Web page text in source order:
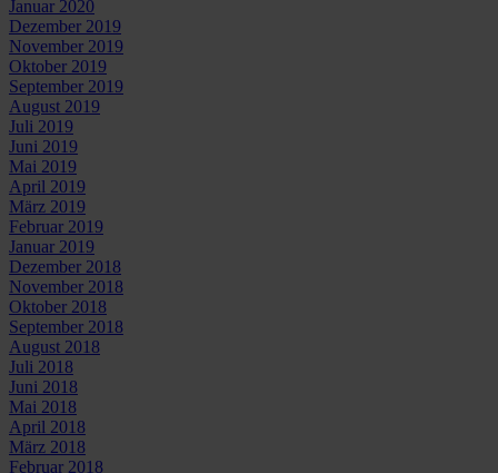
Januar 2020
Dezember 2019
November 2019
Oktober 2019
September 2019
August 2019
Juli 2019
Juni 2019
Mai 2019
April 2019
März 2019
Februar 2019
Januar 2019
Dezember 2018
November 2018
Oktober 2018
September 2018
August 2018
Juli 2018
Juni 2018
Mai 2018
April 2018
März 2018
Februar 2018